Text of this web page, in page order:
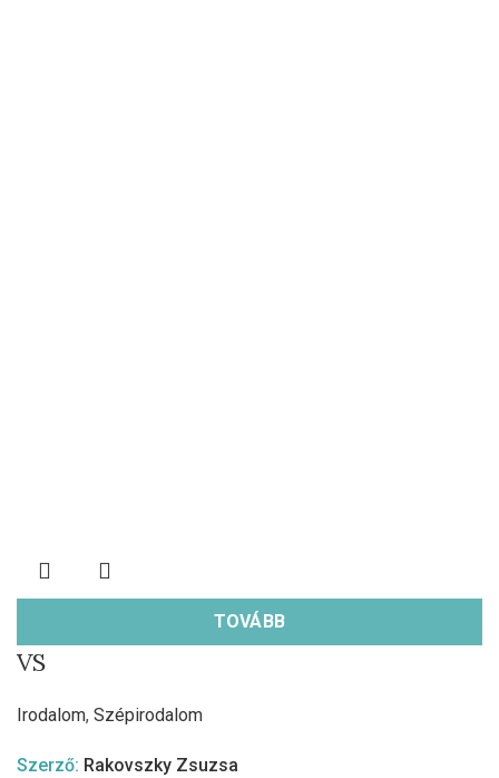
TOVÁBB
VS
Irodalom, Szépirodalom
Szerző: Rakovszky Zsuzsa